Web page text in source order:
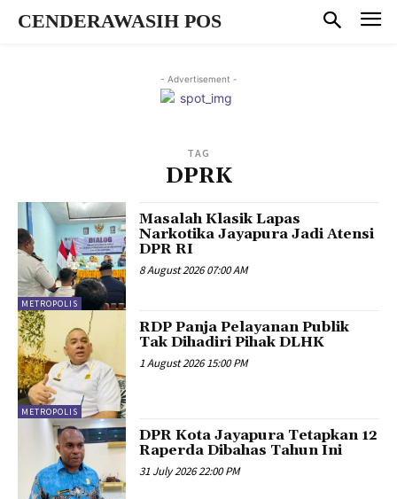
CENDERAWASIH POS
- Advertisement -
TAG
DPRK
METROPOLIS
Masalah Klasik Lapas
Narkotika Jayapura Jadi Atensi
DPR RI
8 August 2026 07:00 AM
METROPOLIS
RDP Panja Pelayanan Publik
Tak Dihadiri Pihak DLHK
1 August 2026 15:00 PM
DPR Kota Jayapura Tetapkan 12
Raperda Dibahas Tahun Ini
31 July 2026 22:00 PM